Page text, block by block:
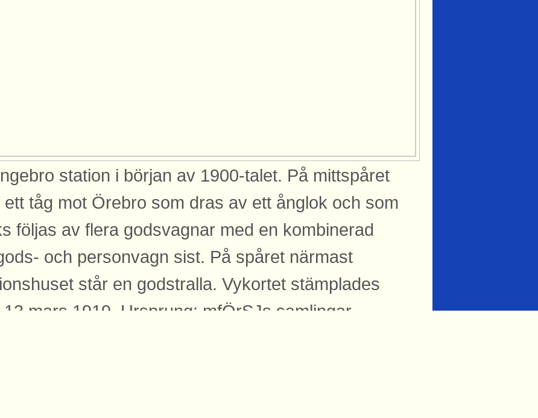
station i början av 1900-talet. På mittspåret
ett tåg mot Örebro som dras av ett ånglok och som
följas av flera godsvagnar med en kombinerad
och personvagn sist. På spåret närmast
står en godstralla. Vykortet stämplades
13 mars 1919. Ursprung: mfÖrSJs samlingar